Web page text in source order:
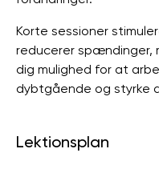
Korte sessioner
reducerer spændinger,
dig mulighed for at
dybtgående og styrke
Lektionsplan